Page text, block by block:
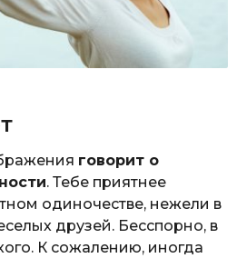
говорит о
. Тебе приятнее
одиночестве, нежели в
друзей. Бесспорно, в
К сожалению, иногда